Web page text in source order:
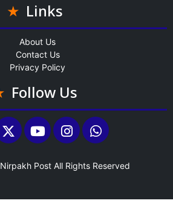
Links
About Us
Contact Us
Privacy Policy
Follow Us
Nirpakh Post All Rights Reserved